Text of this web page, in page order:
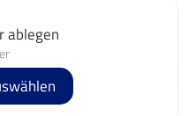
ablegen